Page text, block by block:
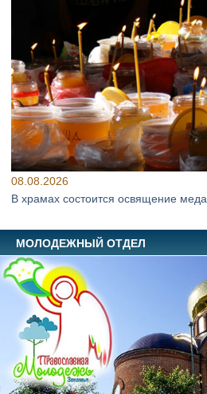
08.08.2026
В храмах состоится освящение меда
МОЛОДЕЖНЫЙ ОТДЕЛ